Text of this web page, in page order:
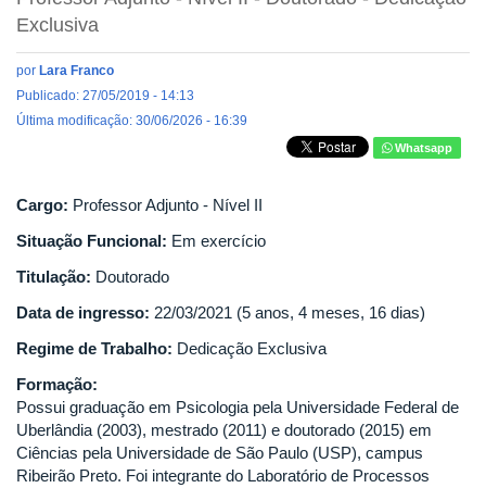
Exclusiva
por Lara Franco
Publicado: 27/05/2019 - 14:13
Última modificação: 30/06/2026 - 16:39
Whatsapp
Cargo: Professor Adjunto - Nível II
Situação Funcional: Em exercício
Titulação: Doutorado
Data de ingresso: 22/03/2021 (5 anos, 4 meses, 16 dias)
Regime de Trabalho: Dedicação Exclusiva
Formação:
Possui graduação em Psicologia pela Universidade Federal de
Uberlândia (2003), mestrado (2011) e doutorado (2015) em
Ciências pela Universidade de São Paulo (USP), campus
Ribeirão Preto. Foi integrante do Laboratório de Processos